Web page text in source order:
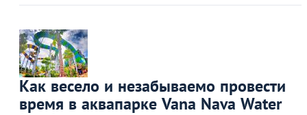
Как весело и незабываемо провести
время в аквапарке Vana Nava Water